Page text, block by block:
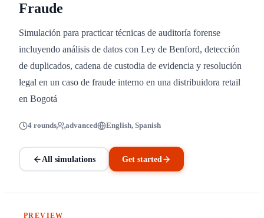
Fraude
Simulación para practicar técnicas de auditoría forense
incluyendo análisis de datos con Ley de Benford, detección
de duplicados, cadena de custodia de evidencia y resolución
legal en un caso de fraude interno en una distribuidora retail
en Bogotá
4 rounds advanced English, Spanish
All simulations Get started
PREVIEW